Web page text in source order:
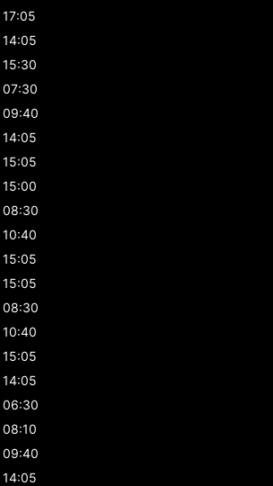
17:05
14:05
15:30
07:30
09:40
14:05
15:05
15:00
08:30
10:40
15:05
15:05
08:30
10:40
15:05
14:05
06:30
08:10
09:40
14:05